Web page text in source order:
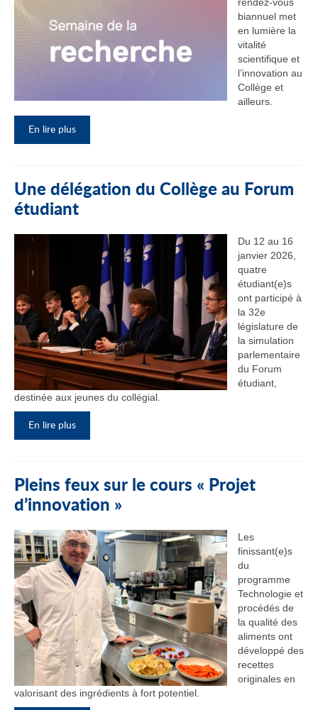
biannuel met
en lumière la
vitalité
scientifique et
l’innovation au
Collège et
ailleurs.
En lire plus
Une délégation du Collège au Forum
étudiant
Du 12 au 16
janvier 2026,
quatre
étudiant(e)s
ont participé à
la 32e
législature de
la simulation
parlementaire
du Forum
étudiant,
destinée aux jeunes du collégial.
En lire plus
Pleins feux sur le cours « Projet
d’innovation »
Les
finissant(e)s
du
programme
Technologie et
procédés de
la qualité des
aliments ont
développé des
recettes
originales en
valorisant des ingrédients à fort potentiel.